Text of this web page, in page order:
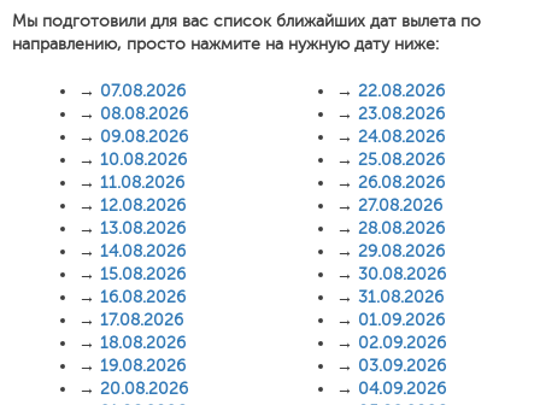
Мы подготовили для вас список ближайших дат вылета по
направлению, просто нажмите на нужную дату ниже:
→ 07.08.2026
→ 08.08.2026
→ 09.08.2026
→ 10.08.2026
→ 11.08.2026
→ 12.08.2026
→ 13.08.2026
→ 14.08.2026
→ 15.08.2026
→ 16.08.2026
→ 17.08.2026
→ 18.08.2026
→ 19.08.2026
→ 20.08.2026
→ 22.08.2026
→ 23.08.2026
→ 24.08.2026
→ 25.08.2026
→ 26.08.2026
→ 27.08.2026
→ 28.08.2026
→ 29.08.2026
→ 30.08.2026
→ 31.08.2026
→ 01.09.2026
→ 02.09.2026
→ 03.09.2026
→ 04.09.2026